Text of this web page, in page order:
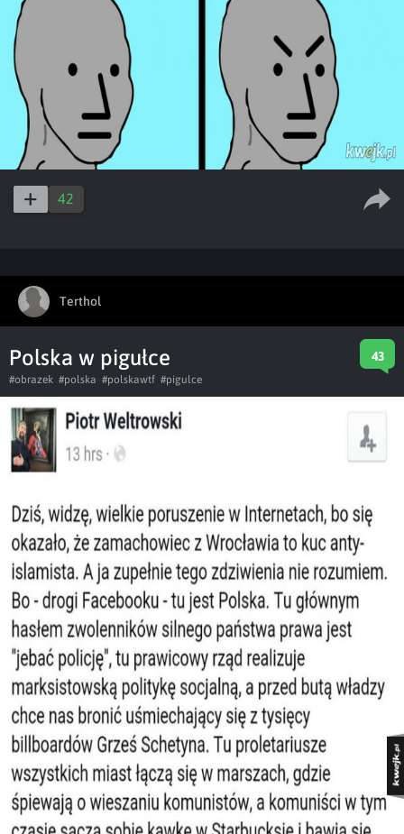
42
Terthol
Polska w pigułce 43
#obrazek #polska #polskawtf #pigulce